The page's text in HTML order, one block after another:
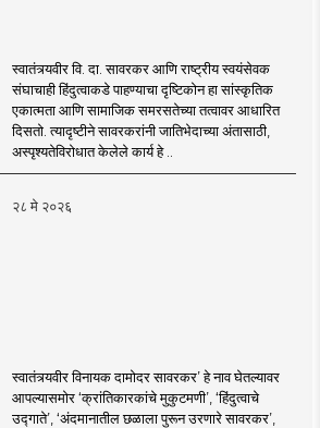
स्वातंत्र्यवीर वि. दा. सावरकर आणि राष्ट्रीय स्वयंसेवक
संघाचाही हिंदुत्वाकडे पाहण्याचा दृष्टिकोन हा सांस्कृतिक
एकात्मता आणि सामाजिक समरसतेच्या तत्वावर आधारित
दिसतो. त्यादृष्टीने सावरकरांनी जातिभेदाच्या अंतासाठी,
अस्पृश्यतेविरोधात केलेले कार्य हे ..
२८ मे २०२६
स्वातंत्र्यवीर विनायक दामोदर सावरकर’ हे नाव घेतल्यावर
आपल्यासमोर ‘क्रांतिकारकांचे मुकुटमणी’, ‘हिंदुत्वाचे
उद्गाते’, ‘अंदमानातील छळाला पुरून उरणारे सावरकर’,